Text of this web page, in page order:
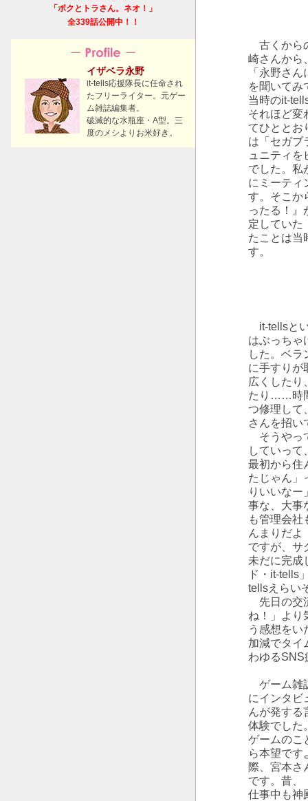
「ボクとトラさん。ネオ！」
全339話公開中！！
イザベラ永野
it-tells応援隊長に任命され
たフリーライター。元ゲー
ム雑誌編集者。
破滅的な水瓶座・A型。三
度のメシよりお米好き。
古くから
崎さんから
「永野さ
を聞いてみ
当時のit-
それほど変
てひととお
は「セガブ
ュニティ
でした。私
にミーティ
す。そこか
ったる！』
定していた
たことは当
す。
it-tellsと
はぶっちゃ
した。ベ
に手すり
広くしたり
たり……時
つ修理して
さんを招
そうやっ
していっ
最初から住
たじゃん」
りいいな
事な、大事
も管理会
んまりだ
ですが、サ
未だに完成
ド・it-tells
tellsえらい
先日の交
ね！」より
う感想を
加減でタイ
わゆるSNS
ゲーム雑
にインタビ
んが発する
体験でした
ゲームの
ら本望です
際、宮本さ
です。昔、
仕事中も神